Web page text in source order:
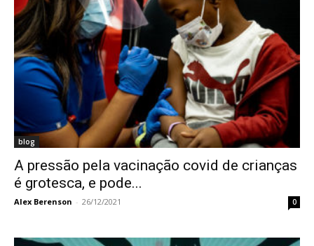
blog
A pressão pela vacinação covid de crianças
é grotesca, e pode...
Alex Berenson - 26/12/2021 0